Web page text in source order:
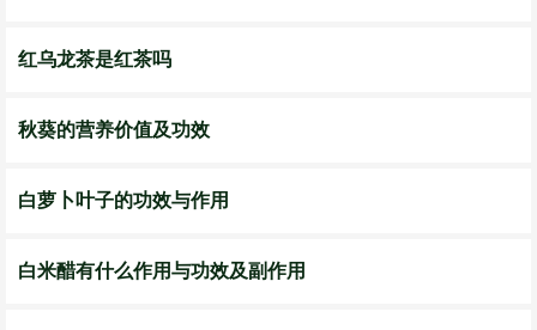
红乌龙茶是红茶吗
秋葵的营养价值及功效
白萝卜叶子的功效与作用
白米醋有什么作用与功效及副作用